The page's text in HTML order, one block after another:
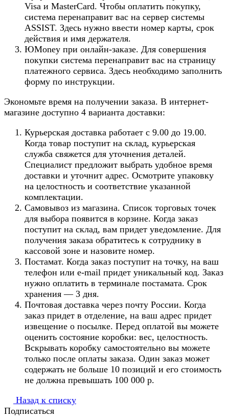
Visa и MasterCard. Чтобы оплатить покупку,
система перенаправит вас на сервер системы
ASSIST. Здесь нужно ввести номер карты, срок
действия и имя держателя.
ЮMoney при онлайн-заказе. Для совершения
покупки система перенаправит вас на страницу
платежного сервиса. Здесь необходимо заполнить
форму по инструкции.
Экономьте время на получении заказа. В интернет-
магазине доступно 4 варианта доставки:
Курьерская доставка работает с 9.00 до 19.00.
Когда товар поступит на склад, курьерская
служба свяжется для уточнения деталей.
Специалист предложит выбрать удобное время
доставки и уточнит адрес. Осмотрите упаковку
на целостность и соответствие указанной
комплектации.
Самовывоз из магазина. Список торговых точек
для выбора появится в корзине. Когда заказ
поступит на склад, вам придет уведомление. Для
получения заказа обратитесь к сотруднику в
кассовой зоне и назовите номер.
Постамат. Когда заказ поступит на точку, на ваш
телефон или e-mail придет уникальный код. Заказ
нужно оплатить в терминале постамата. Срок
хранения — 3 дня.
Почтовая доставка через почту России. Когда
заказ придет в отделение, на ваш адрес придет
извещение о посылке. Перед оплатой вы можете
оценить состояние коробки: вес, целостность.
Вскрывать коробку самостоятельно вы можете
только после оплаты заказа. Один заказ может
содержать не больше 10 позиций и его стоимость
не должна превышать 100 000 р.
Назад к списку
Подписаться